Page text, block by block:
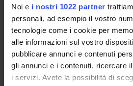
Noi e i nostri 1022 partner
personali, ad esempio il vostro
tecnologie come i cookie per
alle informazioni sul vostro
pubblicare annunci e contenuti
gli annunci e i contenuti, ricercare
i servizi. Avete la possibilità di
Vai all'orario delle lezioni
Presentazione
Come iscriversi
Insegnamenti